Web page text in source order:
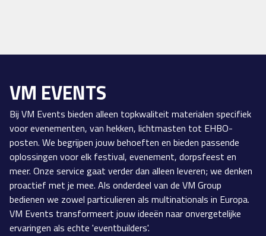
VM EVENTS
Bij VM Events bieden alleen topkwaliteit materialen specifiek
voor evenementen, van hekken, lichtmasten tot EHBO-
posten. We begrijpen jouw behoeften en bieden passende
oplossingen voor elk festival, evenement, dorpsfeest en
meer. Onze service gaat verder dan alleen leveren; we denken
proactief met je mee. Als onderdeel van de VM Group
bedienen we zowel particulieren als multinationals in Europa.
VM Events transformeert jouw ideeën naar onvergetelijke
ervaringen als echte 'eventbuilders'.